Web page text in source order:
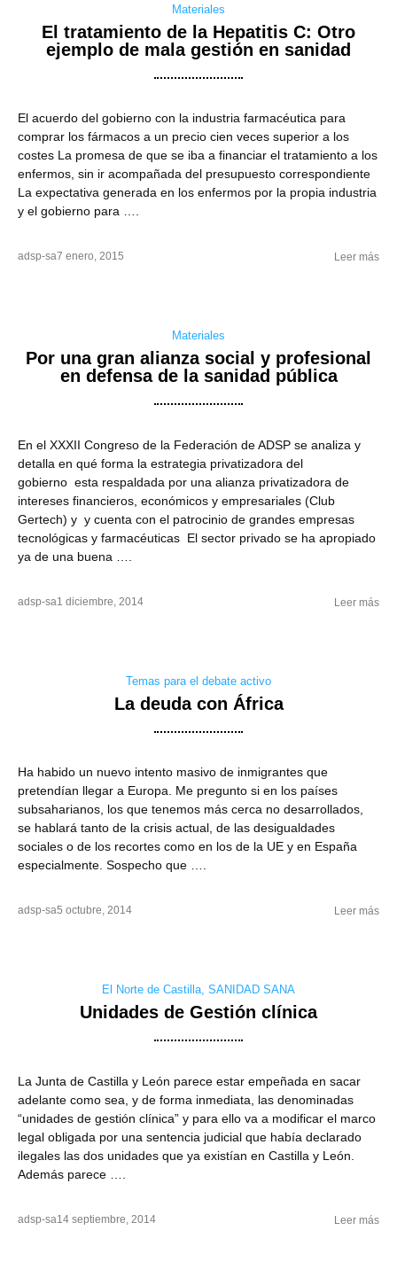
Materiales
El tratamiento de la Hepatitis C: Otro
ejemplo de mala gestión en sanidad
El acuerdo del gobierno con la industria farmacéutica para
comprar los fármacos a un precio cien veces superior a los
costes La promesa de que se iba a financiar el tratamiento a los
enfermos, sin ir acompañada del presupuesto correspondiente
La expectativa generada en los enfermos por la propia industria
y el gobierno para ….
adsp-sa7 enero, 2015 Leer más
Materiales
Por una gran alianza social y profesional
en defensa de la sanidad pública
En el XXXII Congreso de la Federación de ADSP se analiza y
detalla en qué forma la estrategia privatizadora del
gobierno esta respaldada por una alianza privatizadora de
intereses financieros, económicos y empresariales (Club
Gertech) y y cuenta con el patrocinio de grandes empresas
tecnológicas y farmacéuticas El sector privado se ha apropiado
ya de una buena ….
adsp-sa1 diciembre, 2014 Leer más
Temas para el debate activo
La deuda con África
Ha habido un nuevo intento masivo de inmigrantes que
pretendían llegar a Europa. Me pregunto si en los países
subsaharianos, los que tenemos más cerca no desarrollados,
se hablará tanto de la crisis actual, de las desigualdades
sociales o de los recortes como en los de la UE y en España
especialmente. Sospecho que ….
adsp-sa5 octubre, 2014 Leer más
El Norte de Castilla, SANIDAD SANA
Unidades de Gestión clínica
La Junta de Castilla y León parece estar empeñada en sacar
adelante como sea, y de forma inmediata, las denominadas
“unidades de gestión clínica” y para ello va a modificar el marco
legal obligada por una sentencia judicial que había declarado
ilegales las dos unidades que ya existían en Castilla y León.
Además parece ….
adsp-sa14 septiembre, 2014 Leer más